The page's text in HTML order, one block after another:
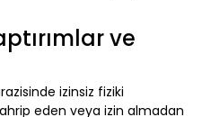
ve
izinsiz fiziki
eden veya izin almadan